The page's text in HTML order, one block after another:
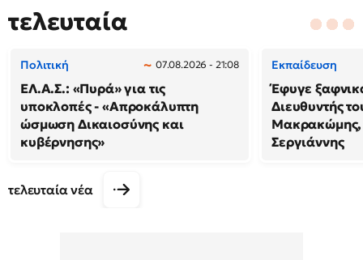
τελευταία
Πολιτική 07.08.2026 - 21:08
ΕΛ.Α.Σ.: «Πυρά» για τις
υποκλοπές - «Απροκάλυπτη
ώσμωση Δικαιοσύνης και
κυβέρνησης»
Εκπαίδευση
Έφυγε
Διευθυντής
Μακρακώμης,
Σεργιάννης
τελευταία νέα